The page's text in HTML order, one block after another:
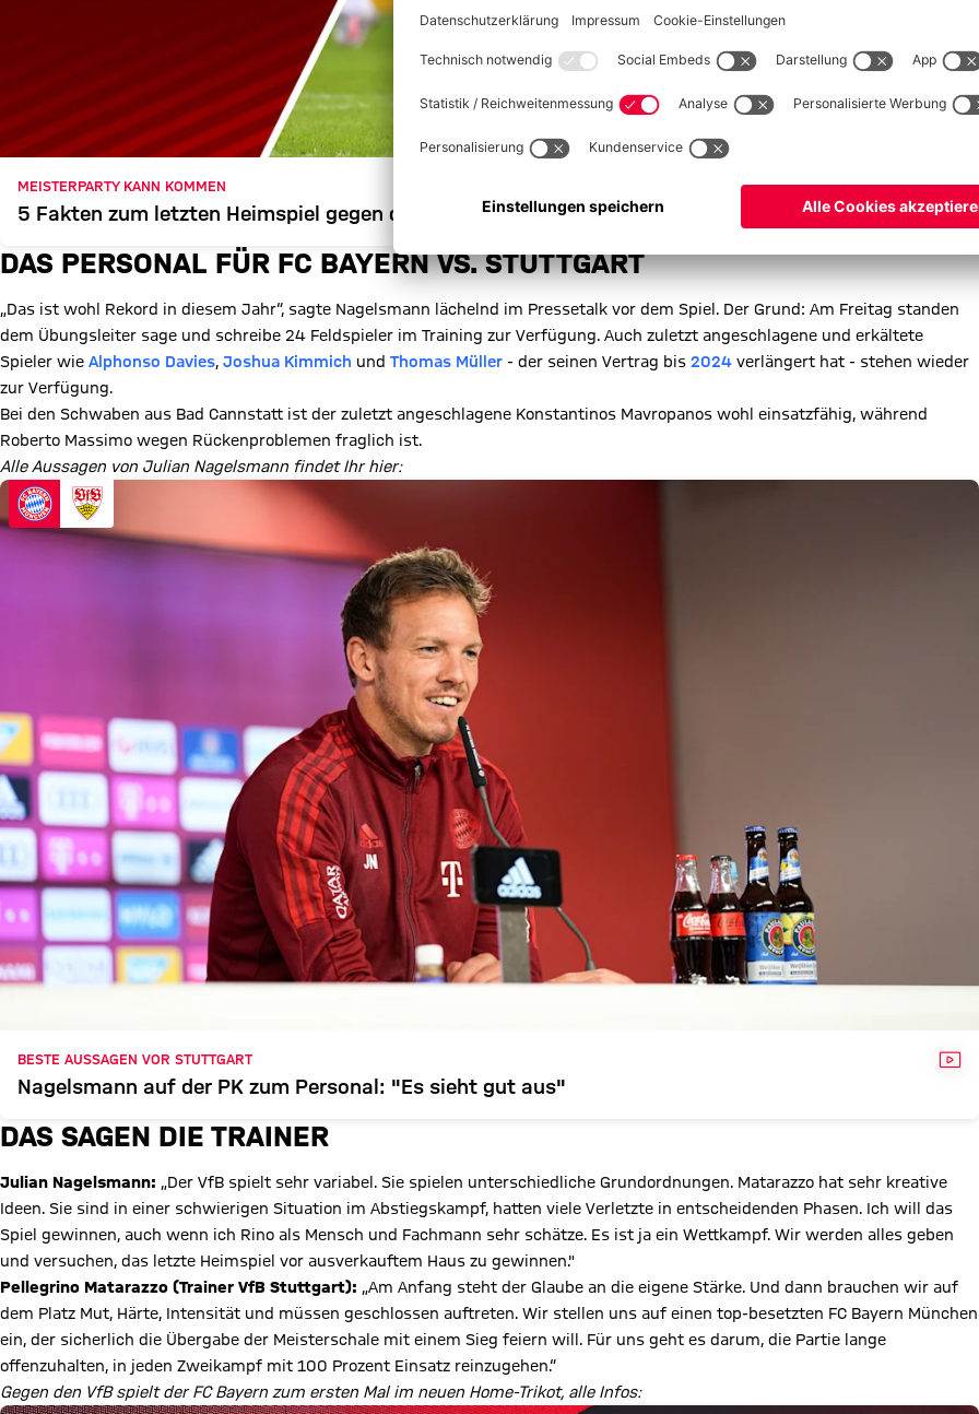
MEISTERPARTY KANN KOMMEN
5 Fakten zum letzten Heimspiel gegen den VfB Stuttgart
DAS PERSONAL FÜR FC BAYERN VS. STUTTGART
„Das ist wohl Rekord in diesem Jahr“, sagte Nagelsmann lächelnd im Pressetalk vor dem Spiel. Der Grund: Am Freitag standen
dem Übungsleiter sage und schreibe 24 Feldspieler im Training zur Verfügung. Auch zuletzt angeschlagene und erkältete
Spieler wie Alphonso Davies, Joshua Kimmich und Thomas Müller - der seinen Vertrag bis 2024 verlängert hat - stehen wieder
zur Verfügung.
Bei den Schwaben aus Bad Cannstatt ist der zuletzt angeschlagene Konstantinos Mavropanos wohl einsatzfähig, während
Roberto Massimo wegen Rückenproblemen fraglich ist.
Alle Aussagen von Julian Nagelsmann findet Ihr hier:
BESTE AUSSAGEN VOR STUTTGART
Nagelsmann auf der PK zum Personal: "Es sieht gut aus"
DAS SAGEN DIE TRAINER
Julian Nagelsmann: „Der VfB spielt sehr variabel. Sie spielen unterschiedliche Grundordnungen. Matarazzo hat sehr kreative
Ideen. Sie sind in einer schwierigen Situation im Abstiegskampf, hatten viele Verletzte in entscheidenden Phasen. Ich will das
Spiel gewinnen, auch wenn ich Rino als Mensch und Fachmann sehr schätze. Es ist ja ein Wettkampf. Wir werden alles geben
und versuchen, das letzte Heimspiel vor ausverkauftem Haus zu gewinnen."
Pellegrino Matarazzo (Trainer VfB Stuttgart): „Am Anfang steht der Glaube an die eigene Stärke. Und dann brauchen wir auf
dem Platz Mut, Härte, Intensität und müssen geschlossen auftreten. Wir stellen uns auf einen top-besetzten FC Bayern München
ein, der sicherlich die Übergabe der Meisterschale mit einem Sieg feiern will. Für uns geht es darum, die Partie lange
offenzuhalten, in jeden Zweikampf mit 100 Prozent Einsatz reinzugehen.“
Gegen den VfB spielt der FC Bayern zum ersten Mal im neuen Home-Trikot, alle Infos: